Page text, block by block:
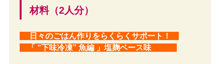
材料（2人分）
日々のごはん作りをらくらくサポート！
「 “下味冷凍” 魚編 」塩麹ベース味